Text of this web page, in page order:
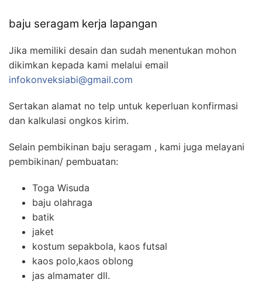
baju seragam kerja lapangan
Jika memiliki desain dan sudah menentukan mohon
dikimkan kepada kami melalui email
infokonveksiabi@gmail.com
Sertakan alamat no telp untuk keperluan konfirmasi
dan kalkulasi ongkos kirim.
Selain pembikinan baju seragam , kami juga melayani
pembikinan/ pembuatan:
Toga Wisuda
baju olahraga
batik
jaket
kostum sepakbola, kaos futsal
kaos polo,kaos oblong
jas almamater dll.